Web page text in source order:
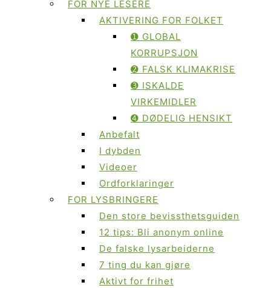
FOR NYE LESERE
AKTIVERING FOR FOLKET
➊ GLOBAL
KORRUPSJON
➋ FALSK KLIMAKRISE
➌ ISKALDE
VIRKEMIDLER
➍ DØDELIG HENSIKT
Anbefalt
I dybden
Videoer
Ordforklaringer
FOR LYSBRINGERE
Den store bevissthetsguiden
12 tips: Bli anonym online
De falske lysarbeiderne
7 ting du kan gjøre
Aktivt for frihet